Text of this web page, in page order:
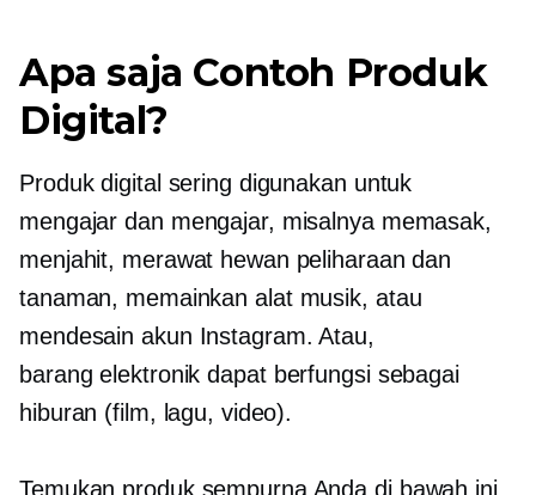
Apa saja Contoh Produk
Digital?
Produk digital sering digunakan untuk
mengajar dan mengajar, misalnya memasak,
menjahit, merawat hewan peliharaan dan
tanaman, memainkan alat musik, atau
mendesain akun Instagram. Atau,
barang elektronik dapat berfungsi sebagai
hiburan (film, lagu, video).
Temukan produk sempurna Anda di bawah ini